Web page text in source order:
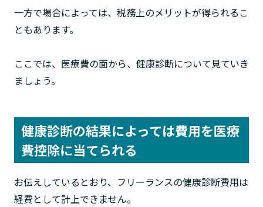
一方で場合によっては、税務上のメリットが得られるこ
ともあります。
ここでは、医療費の面から、健康診断について見ていき
ましょう。
健康診断の結果によっては費用を医療
費控除に当てられる
お伝えしているとおり、フリーランスの健康診断費用は
経費として計上できません。